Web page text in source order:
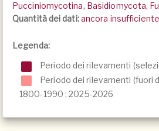
Pucciniomycotina, Basidiomycota,
Quantità dei dati:ancora insufficiente
Legenda:
Periodo dei rilevamenti
Periodo dei rilevamenti (fuori
1800-1990 ;2025-2026